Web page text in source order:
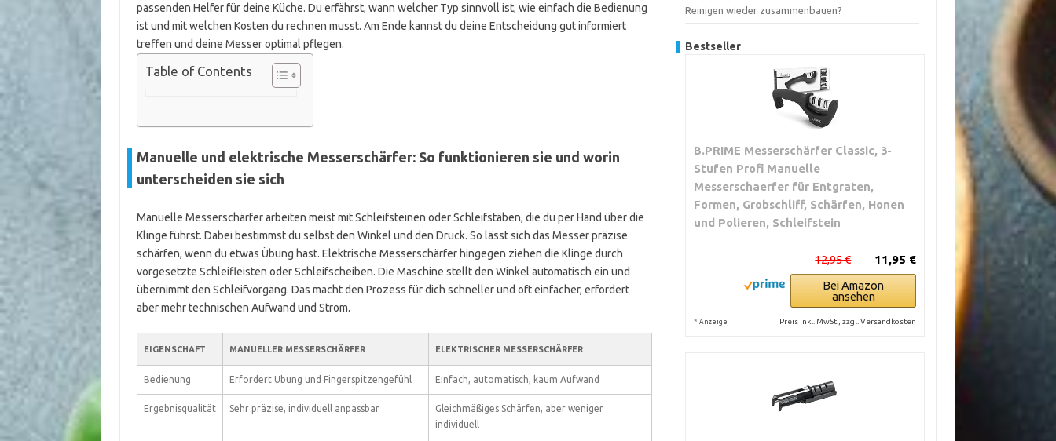
passenden Helfer für deine Küche. Du erfährst, wann welcher Typ sinnvoll ist, wie einfach die Bedienung
ist und mit welchen Kosten du rechnen musst. Am Ende kannst du deine Entscheidung gut informiert
treffen und deine Messer optimal pflegen.
Table of Contents
Manuelle und elektrische Messerschärfer: So funktionieren sie und worin
unterscheiden sie sich
Manuelle Messerschärfer arbeiten meist mit Schleifsteinen oder Schleifstäben, die du per Hand über die
Klinge führst. Dabei bestimmst du selbst den Winkel und den Druck. So lässt sich das Messer präzise
schärfen, wenn du etwas Übung hast. Elektrische Messerschärfer hingegen ziehen die Klinge durch
vorgesetzte Schleifleisten oder Schleifscheiben. Die Maschine stellt den Winkel automatisch ein und
übernimmt den Schleifvorgang. Das macht den Prozess für dich schneller und oft einfacher, erfordert
aber mehr technischen Aufwand und Strom.
EIGENSCHAFT MANUELLER MESSERSCHÄRFER ELEKTRISCHER MESSERSCHÄRFER
Bedienung Erfordert Übung und Fingerspitzengefühl Einfach, automatisch, kaum Aufwand
Ergebnisqualität Sehr präzise, individuell anpassbar
Gleichmäßiges Schärfen, aber weniger
individuell
Reinigen wieder zusammenbauen?
Bestseller
B.PRIME Messerschärfer Classic, 3-
Stufen Profi Manuelle
Messerschaerfer für Entgraten,
Formen, Grobschliff, Schärfen, Honen
und Polieren, Schleifstein
11,95 €
12,95 €
Bei Amazon
ansehen
* Anzeige Preis inkl. MwSt., zzgl. Versandkosten